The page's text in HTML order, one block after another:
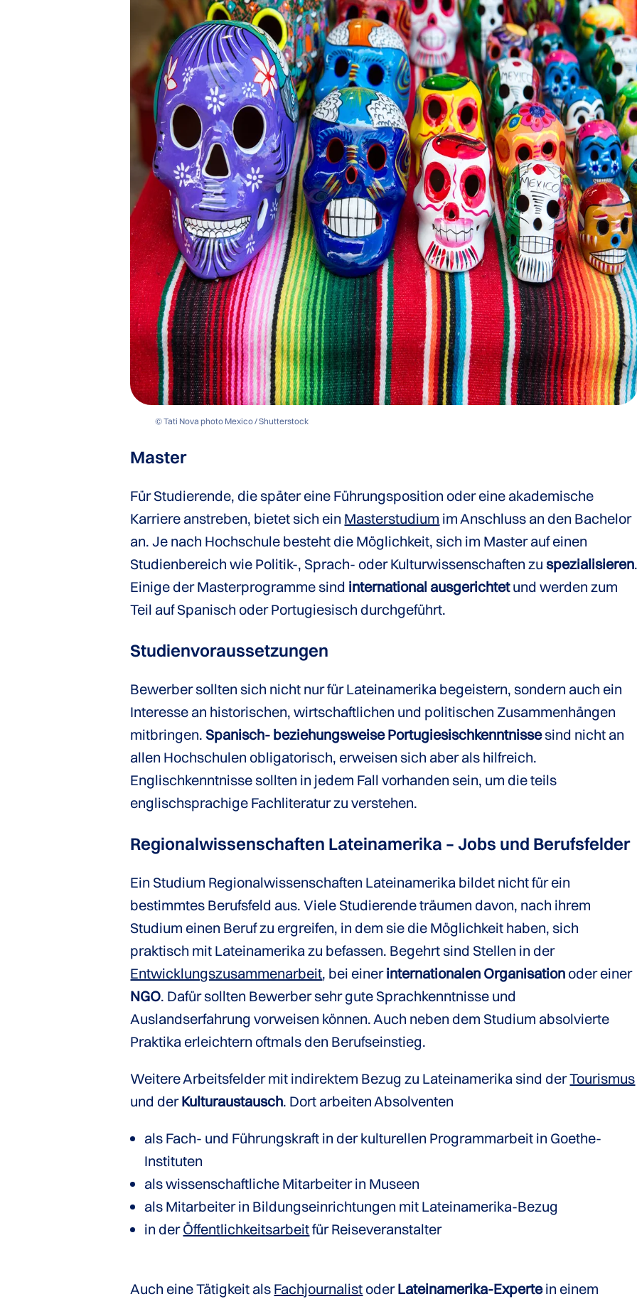
© Tati Nova photo Mexico / Shutterstock
Master
Für Studierende, die später eine Führungsposition oder eine akademische
Karriere anstreben, bietet sich ein Masterstudium im Anschluss an den Bachelor
an. Je nach Hochschule besteht die Möglichkeit, sich im Master auf einen
Studienbereich wie Politik-, Sprach- oder Kulturwissenschaften zuspezialisieren
Einige der Masterprogramme sind international ausgerichtetund werden zum
Teil auf Spanisch oder Portugiesisch durchgeführt.
Studienvoraussetzungen
Bewerber sollten sich nicht nur für Lateinamerika begeistern, sondern auch ein
Interesse an historischen, wirtschaftlichen und politischen Zusammenhängen
mitbringen.Spanisch- beziehungsweise Portugiesischkenntnissesind nicht an
allen Hochschulen obligatorisch, erweisen sich aber als hilfreich.
Englischkenntnisse sollten in jedem Fall vorhanden sein, um die teils
englischsprachige Fachliteratur zu verstehen.
Regionalwissenschaften Lateinamerika – Jobs und Berufsfelder
Ein Studium Regionalwissenschaften Lateinamerika bildet nicht für ein
bestimmtes Berufsfeld aus. Viele Studierende träumen davon, nach ihrem
Studium einen Beruf zu ergreifen, in dem sie die Möglichkeit haben, sich
praktisch mit Lateinamerika zu befassen. Begehrt sind Stellen in der
Entwicklungszusammenarbeit, bei einerinternationalen Organisationoder einer
NGO. Dafür sollten Bewerber sehr gute Sprachkenntnisse und
Auslandserfahrung vorweisen können. Auch neben dem Studium absolvierte
Praktika erleichtern oftmals den Berufseinstieg.
Weitere Arbeitsfelder mit indirektem Bezug zu Lateinamerika sind derTourismus
und derKulturaustausch. Dort arbeiten Absolventen
als Fach- und Führungskraft in der kulturellen Programmarbeit in Goethe-
Instituten
als wissenschaftliche Mitarbeiter in Museen
als Mitarbeiter in Bildungseinrichtungen mit Lateinamerika-Bezug
in derÖffentlichkeitsarbeitfür Reiseveranstalter
Auch eine Tätigkeit als FachjournalistoderLateinamerika-Expertein einem